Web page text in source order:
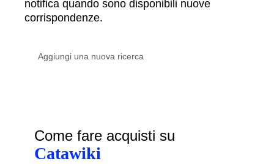
notifica quando sono disponibili nuove
corrispondenze.
Come fare acquisti su
Catawiki